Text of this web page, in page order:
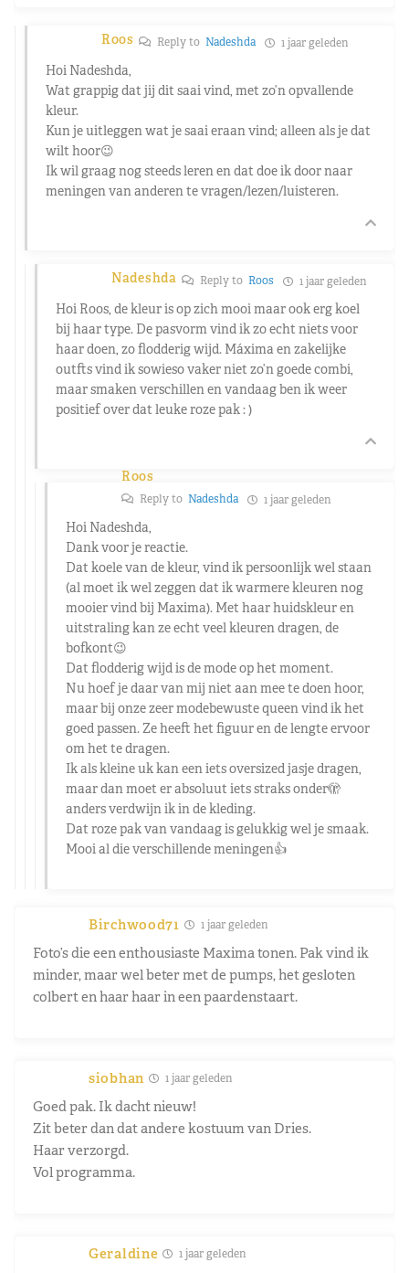
Roos Reply to Nadeshda 1 jaar geleden
Hoi Nadeshda,
Wat grappig dat jij dit saai vind, met zo’n opvallende
kleur.
Kun je uitleggen wat je saai eraan vind; alleen als je dat
wilt hoor😉
Ik wil graag nog steeds leren en dat doe ik door naar
meningen van anderen te vragen/lezen/luisteren.
Nadeshda Reply to Roos 1 jaar geleden
Hoi Roos, de kleur is op zich mooi maar ook erg koel
bij haar type. De pasvorm vind ik zo echt niets voor
haar doen, zo flodderig wijd. Máxima en zakelijke
outfts vind ik sowieso vaker niet zo’n goede combi,
maar smaken verschillen en vandaag ben ik weer
positief over dat leuke roze pak : )
Roos
Reply to Nadeshda 1 jaar geleden
Hoi Nadeshda,
Dank voor je reactie.
Dat koele van de kleur, vind ik persoonlijk wel staan
(al moet ik wel zeggen dat ik warmere kleuren nog
mooier vind bij Maxima). Met haar huidskleur en
uitstraling kan ze echt veel kleuren dragen, de
bofkont😉
Dat flodderig wijd is de mode op het moment.
Nu hoef je daar van mij niet aan mee te doen hoor,
maar bij onze zeer modebewuste queen vind ik het
goed passen. Ze heeft het figuur en de lengte ervoor
om het te dragen.
Ik als kleine uk kan een iets oversized jasje dragen,
maar dan moet er absoluut iets straks onder🫣
anders verdwijn ik in de kleding.
Dat roze pak van vandaag is gelukkig wel je smaak.
Mooi al die verschillende meningen👍
Birchwood71 1 jaar geleden
Foto’s die een enthousiaste Maxima tonen. Pak vind ik
minder, maar wel beter met de pumps, het gesloten
colbert en haar haar in een paardenstaart.
siobhan 1 jaar geleden
Goed pak. Ik dacht nieuw!
Zit beter dan dat andere kostuum van Dries.
Haar verzorgd.
Vol programma.
Geraldine 1 jaar geleden